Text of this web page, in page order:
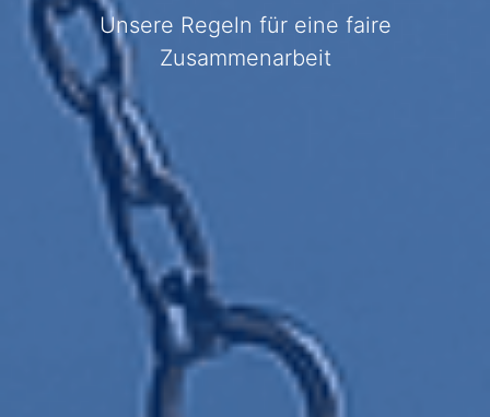
Unsere Regeln für eine faire
Zusammenarbeit